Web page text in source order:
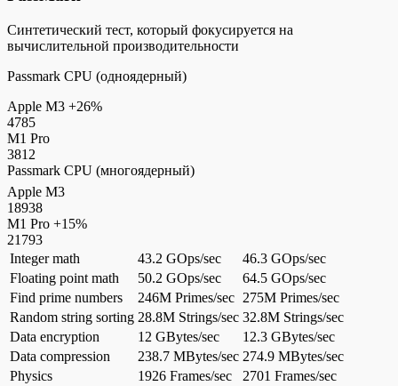
Синтетический тест, который фокусируется на
вычислительной производительности
Passmark CPU (одноядерный)
Apple M3 +26%
4785
M1 Pro
3812
Passmark CPU (многоядерный)
Apple M3
18938
M1 Pro +15%
21793
Integer math
43.2 GOps/sec
46.3 GOps/sec
Floating point math
50.2 GOps/sec
64.5 GOps/sec
Find prime numbers
246M Primes/sec 275M Primes/sec
Random string sorting 28.8M Strings/sec 32.8M Strings/sec
Data encryption
12 GBytes/sec
12.3 GBytes/sec
Data compression
238.7 MBytes/sec 274.9 MBytes/sec
Physics
1926 Frames/sec
2701 Frames/sec